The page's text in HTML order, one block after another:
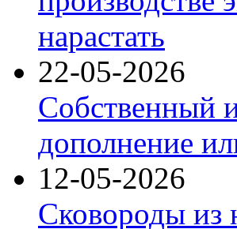
нарастать
22-05-2026
Собственный
дополнение
12-05-2026
Сковороды из